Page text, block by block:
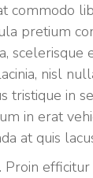
commodo
pretium
scelerisque
nisl
tristique in
in erat
at quis